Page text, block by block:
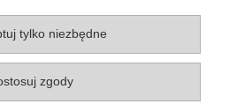
Moje konto
tylko niezbędne
zgody